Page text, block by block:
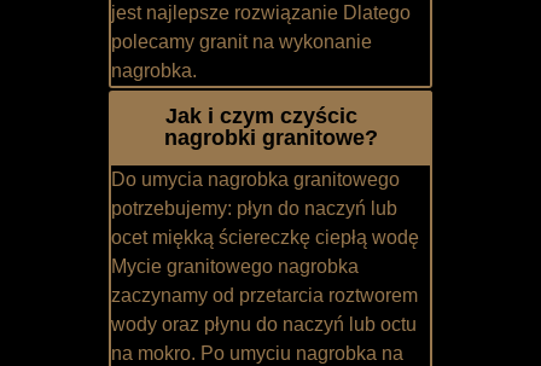
jest najlepsze rozwiązanie Dlatego
polecamy granit na wykonanie
nagrobka.
Jak i czym czyścic
nagrobki granitowe?
Do umycia nagrobka granitowego
potrzebujemy: płyn do naczyń lub
ocet miękką ściereczkę ciepłą wodę
Mycie granitowego nagrobka
zaczynamy od przetarcia roztworem
wody oraz płynu do naczyń lub octu
na mokro. Po umyciu nagrobka na